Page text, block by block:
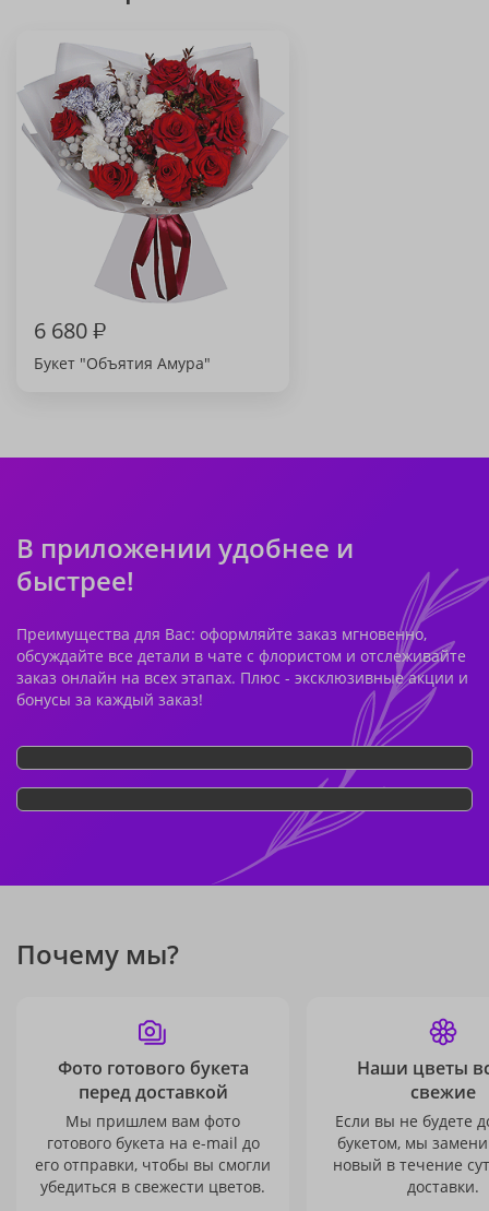
6 680₽
Букет "Объятия Амура"
В приложении удобнее и
быстрее!
Преимущества для Вас: оформляйте заказ мгновенно,
обсуждайте все детали в чате с флористом и отслеживайте
заказ онлайн на всех этапах. Плюс - эксклюзивные акции и
бонусы за каждый заказ!
Почему мы?
Фото готового букета
перед доставкой
Мы пришлем вам фото
готового букета на e-mail до
его отправки, чтобы вы смогли
убедиться в свежести цветов.
Наши цветы
свежие
Если вы не будете
букетом, мы
новый в течение
доставки.